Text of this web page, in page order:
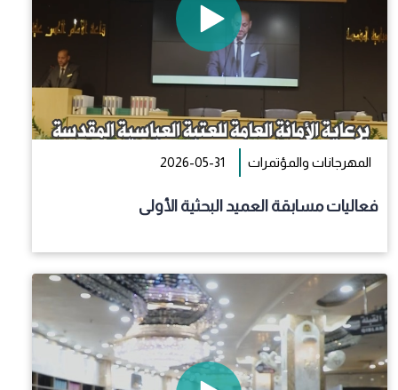
المهرجانات والمؤتمرات 2026-05-31
فعاليات مسابقة العميد البحثية الأولى